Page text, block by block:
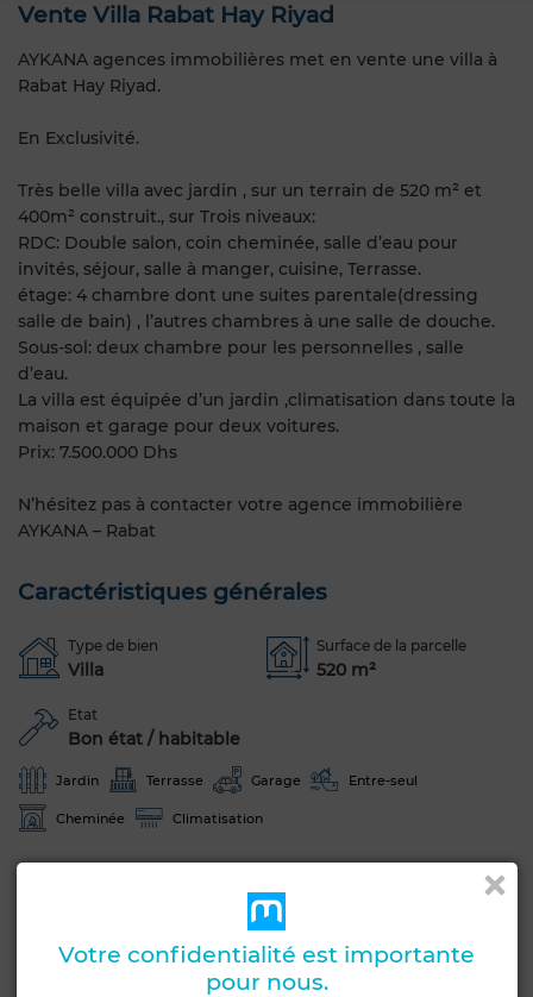
Vente Villa Rabat Hay Riyad
AYKANA agences immobilières met en vente une villa à
Rabat Hay Riyad.
En Exclusivité.
Très belle villa avec jardin , sur un terrain de 520 m² et
400m² construit., sur Trois niveaux:
RDC: Double salon, coin cheminée, salle d’eau pour
invités, séjour, salle à manger, cuisine, Terrasse.
étage: 4 chambre dont une suites parentale(dressing
salle de bain) , l’autres chambres à une salle de douche.
Sous-sol: deux chambre pour les personnelles , salle
d’eau.
La villa est équipée d’un jardin ,climatisation dans toute la
maison et garage pour deux voitures.
Prix: 7.500.000 Dhs
N’hésitez pas à contacter votre agence immobilière
AYKANA – Rabat
Caractéristiques générales
Type de bien
Villa
Surface de la parcelle
520 m²
Etat
Bon état / habitable
Jardin Terrasse Garage Entre-seul
Cheminée Climatisation
Votre confidentialité est importante
pour nous.